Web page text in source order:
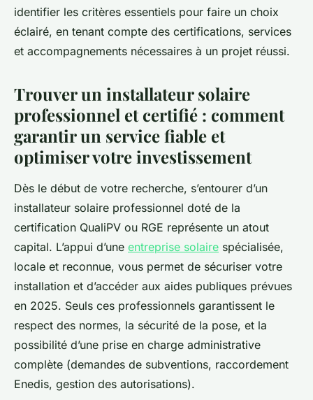
identifier les critères essentiels pour faire un choix
éclairé, en tenant compte des certifications, services
et accompagnements nécessaires à un projet réussi.
Trouver un installateur solaire
professionnel et certifié : comment
garantir un service fiable et
optimiser votre investissement
Dès le début de votre recherche, s’entourer d’un
installateur solaire professionnel doté de la
certification QualiPV ou RGE représente un atout
capital. L’appui d’une entreprise solaire spécialisée,
locale et reconnue, vous permet de sécuriser votre
installation et d’accéder aux aides publiques prévues
en 2025. Seuls ces professionnels garantissent le
respect des normes, la sécurité de la pose, et la
possibilité d’une prise en charge administrative
complète (demandes de subventions, raccordement
Enedis, gestion des autorisations).